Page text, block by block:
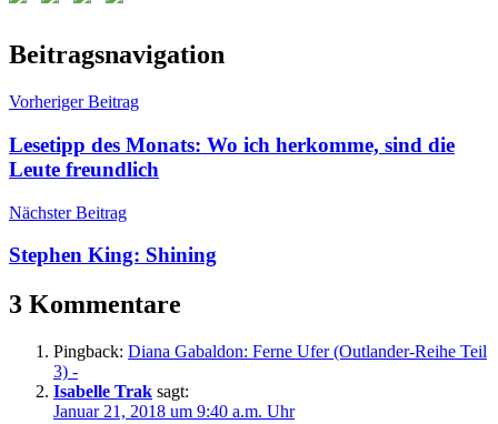
Schlagwörter:
Claire
Jamie,
Gabaldon,
Outlander
Beitragsnavigation
Vorheriger Beitrag
Lesetipp des Monats: Wo ich herkomme, sind die
Leute freundlich
Nächster Beitrag
Stephen King: Shining
3 Kommentare
Pingback: Diana Gabaldon: Ferne Ufer (Outlander-Reihe Teil
3) -
Isabelle Trak sagt:
Januar 21, 2018 um 9:40 a.m. Uhr